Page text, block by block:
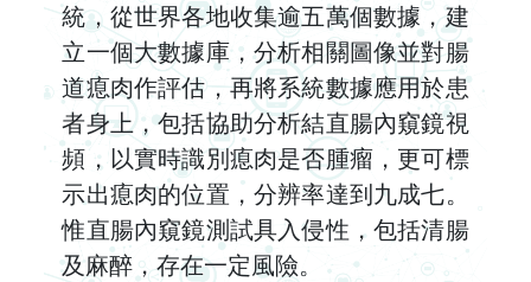
統，從世界各地收集逾五萬個數據，建
立一個大數據庫，分析相關圖像並對腸
道瘜肉作評估，再將系統數據應用於患
者身上，包括協助分析結直腸內窺鏡視
頻，以實時識別瘜肉是否腫瘤，更可標
示出瘜肉的位置，分辨率達到九成七。
惟直腸內窺鏡測試具入侵性，包括清腸
及麻醉，存在一定風險。